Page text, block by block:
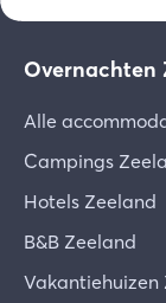
Overnachten
Alle
Campings
Hotels Zeeland
B&B Zeeland
Vakantiehuizen